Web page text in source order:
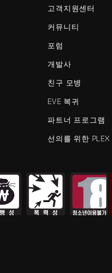
고객지원센터
커뮤니티
포럼
개발사
친구 모병
EVE 복귀
파트너 프로그램
선의를 위한 PLEX